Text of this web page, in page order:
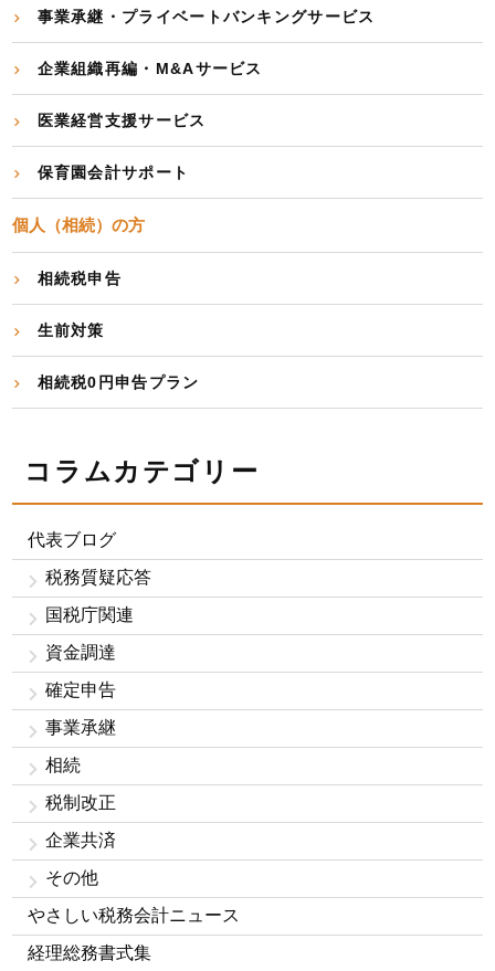
事業承継・プライベートバンキングサービス
企業組織再編・M&Aサービス
医業経営支援サービス
保育園会計サポート
個人（相続）の方
相続税申告
生前対策
相続税0円申告プラン
コラムカテゴリー
代表ブログ
税務質疑応答
国税庁関連
資金調達
確定申告
事業承継
相続
税制改正
企業共済
その他
やさしい税務会計ニュース
経理総務書式集